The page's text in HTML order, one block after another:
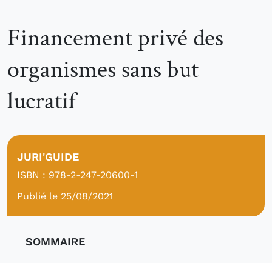
Financement privé des
organismes sans but
lucratif
JURI'GUIDE
ISBN : 978-2-247-20600-1
Publié le 25/08/2021
SOMMAIRE